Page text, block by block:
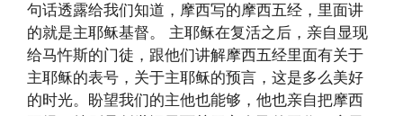
句话透露给我们知道，摩西写的摩西五经，里面讲
的就是主耶稣基督。 主耶稣在复活之后，亲自显现
给马忤斯的门徒，跟他们讲解摩西五经里面有关于
主耶稣的表号，关于主耶稣的预言，这是多么美好
的时光。盼望我们的主他也能够，他也亲自把摩西